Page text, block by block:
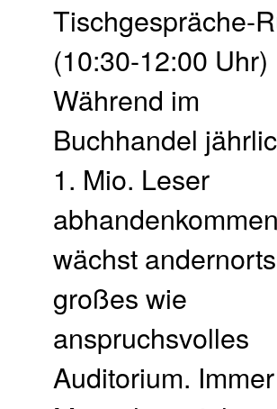
Tischgespräche-
(10:30-12:00 Uhr)
Während im
Buchhandel
1. Mio. Leser
wächst
großes wie
anspruchsvolles
Auditorium.